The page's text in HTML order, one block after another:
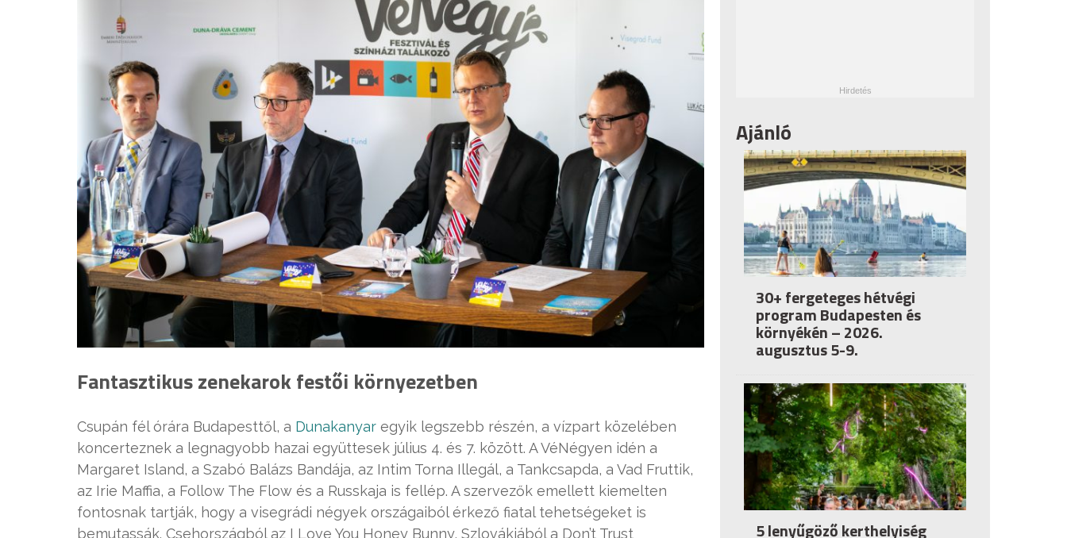
Fantasztikus zenekarok festői környezetben
Csupán fél órára Budapesttől, a Dunakanyar egyik legszebb részén, a vízpart közelében
koncerteznek a legnagyobb hazai együttesek július 4. és 7. között. A VéNégyen idén a
Margaret Island, a Szabó Balázs Bandája, az Intim Torna Illegál, a Tankcsapda, a Vad Fruttik,
az Irie Maffia, a Follow The Flow és a Russkaja is fellép. A szervezők emellett kiemelten
fontosnak tartják, hogy a visegrádi négyek országaiból érkező fiatal tehetségeket is
bemutassák. Csehországból az I Love You Honey Bunny, Szlovákiából a Don’t Trust
Ajánló
30+ fergeteges hétvégi
program Budapesten és
környékén – 2026.
augusztus 5-9.
5 lenyűgöző kerthelyiség